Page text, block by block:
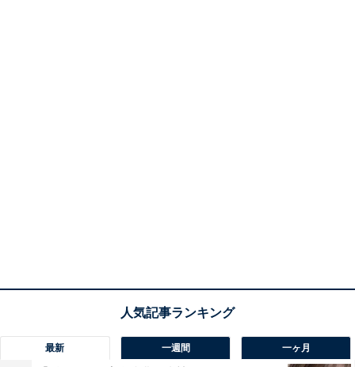
最新 一週間 一ヶ月